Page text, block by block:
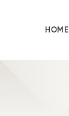
HOME